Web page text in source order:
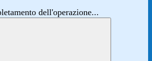
dell'operazione...